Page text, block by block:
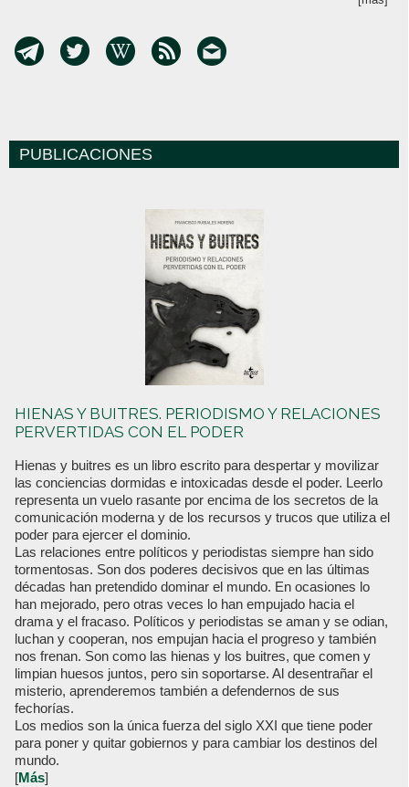
PUBLICACIONES
HIENAS Y BUITRES. PERIODISMO Y RELACIONES
PERVERTIDAS CON EL PODER
Hienas y buitres es un libro escrito para despertar y movilizar
las conciencias dormidas e intoxicadas desde el poder. Leerlo
representa un vuelo rasante por encima de los secretos de la
comunicación moderna y de los recursos y trucos que utiliza el
poder para ejercer el dominio.
Las relaciones entre políticos y periodistas siempre han sido
tormentosas. Son dos poderes decisivos que en las últimas
décadas han pretendido dominar el mundo. En ocasiones lo
han mejorado, pero otras veces lo han empujado hacia el
drama y el fracaso. Políticos y periodistas se aman y se odian,
luchan y cooperan, nos empujan hacia el progreso y también
nos frenan. Son como las hienas y los buitres, que comen y
limpian huesos juntos, pero sin soportarse. Al desentrañar el
misterio, aprenderemos también a defendernos de sus
fechorías.
Los medios son la única fuerza del siglo XXI que tiene poder
para poner y quitar gobiernos y para cambiar los destinos del
mundo.
[Más]